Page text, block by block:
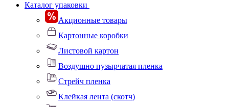
Каталог упаковки
Акционные товары
Картонные коробки
Листовой картон
Воздушно пузырчатая пленка
Стрейч пленка
Клейкая лента (скотч)